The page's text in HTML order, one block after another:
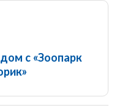
с «Зоопарк